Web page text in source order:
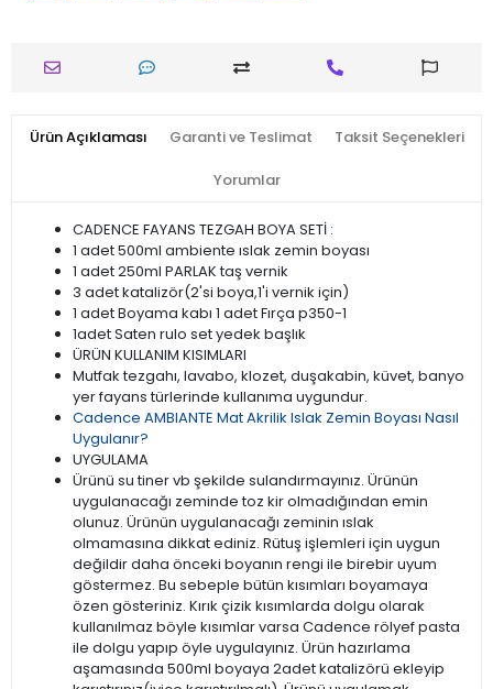
Ürün Açıklaması Garanti ve Teslimat Taksit Seçenekleri
Yorumlar
CADENCE FAYANS TEZGAH BOYA SETİ :
1 adet 500ml ambiente ıslak zemin boyası
1 adet 250ml PARLAK taş vernik
3 adet katalizör(2'si boya,1'i vernik için)
1 adet Boyama kabı 1 adet Fırça p350-1
1adet Saten rulo set yedek başlık
ÜRÜN KULLANIM KISIMLARI
Mutfak tezgahı, lavabo, klozet, duşakabin, küvet, banyo
yer fayans türlerinde kullanıma uygundur.
Cadence AMBIANTE Mat Akrilik Islak Zemin Boyası Nasıl
Uygulanır?
UYGULAMA
Ürünü su tiner vb şekilde sulandırmayınız. Ürünün
uygulanacağı zeminde toz kir olmadığından emin
olunuz. Ürünün uygulanacağı zeminin ıslak
olmamasına dikkat ediniz. Rütuş işlemleri için uygun
değildir daha önceki boyanın rengi ile birebir uyum
göstermez. Bu sebeple bütün kısımları boyamaya
özen gösteriniz. Kırık çizik kısımlarda dolgu olarak
kullanılmaz böyle kısımlar varsa Cadence rölyef pasta
ile dolgu yapıp öyle uygulayınız. Ürün hazırlama
aşamasında 500ml boyaya 2adet katalizörü ekleyip